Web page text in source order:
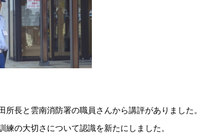
長と雲南消防署の職員さんから講評がありました。
の大切さについて認識を新たにしました。